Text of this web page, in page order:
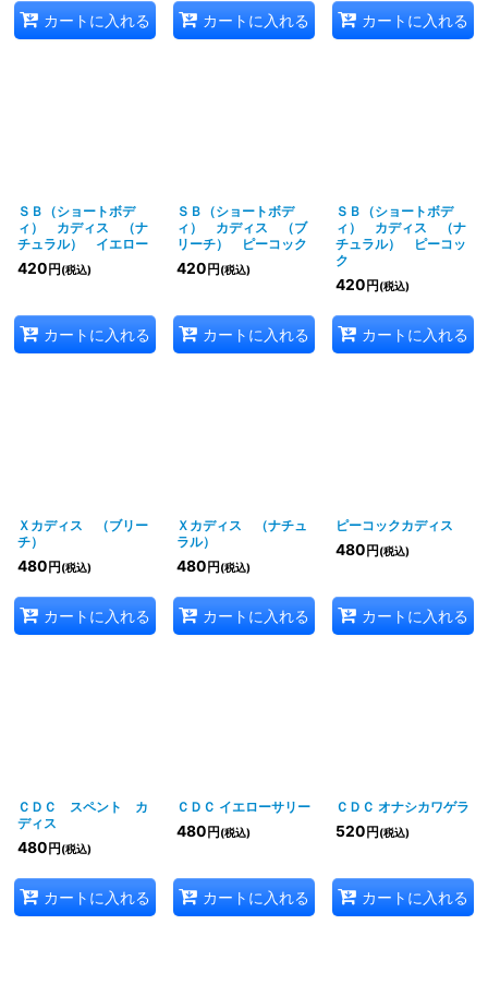
カートに入れる カートに入れる カートに入れる
ＳＢ（ショートボデ
ィ） カディス （ナ
チュラル） イエロー
420 円 (税込)
カートに入れる
ＳＢ（ショートボデ
ィ） カディス （ブ
リーチ） ピーコック
420 円 (税込)
カートに入れる
ＳＢ（ショートボデ
ィ） カディス （ナ
チュラル） ピーコッ
ク
420 円 (税込)
カートに入れる
Ｘカディス （ブリー
チ）
480 円 (税込)
カートに入れる
Ｘカディス （ナチュ
ラル）
480 円 (税込)
カートに入れる
ピーコックカディス
480 円 (税込)
カートに入れる
ＣＤＣ スペント カ
ディス
480 円 (税込)
カートに入れる
ＣＤＣ イエローサリー
480 円 (税込)
カートに入れる
ＣＤＣ オナシカワゲラ
520 円 (税込)
カートに入れる